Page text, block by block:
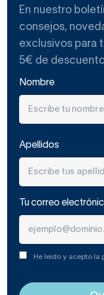
En nuestro
consejos,
exclusivos para
5€ de
Nombre
Apellidos
Tu correo
He leído y acepto la